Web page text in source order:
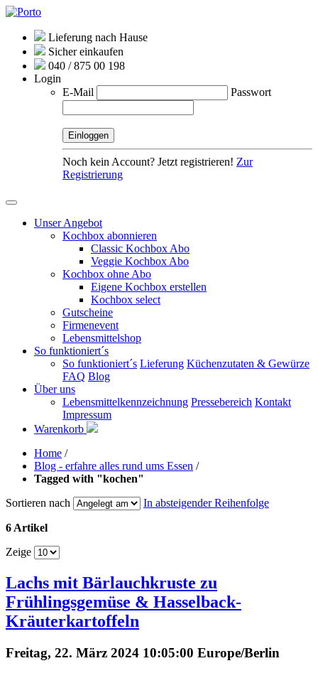
Lieferung nach Hause
Sicher einkaufen
040 / 875 00 198
Login
E-Mail
Passwort
Noch kein Account? Jetzt registrieren! Zur
Registrierung
Unser Angebot
Kochbox abonnieren
Classic Kochbox Abo
Veggie Kochbox Abo
Kochbox ohne Abo
Eigene Kochbox erstellen
Kochbox select
Gutscheine
Firmenevent
Lebensmittelshop
So funktioniert´s
So funktioniert´s Lieferung Küchenzutaten & Gewürze
FAQ Blog
Über uns
Lebensmittelkennzeichnung Pressebereich Kontakt
Impressum
Warenkorb
Home /
Blog - erfahre alles rund ums Essen /
Tagged with "kochen"
Sortieren nach
In absteigender Reihenfolge
6 Artikel
Zeige
Lachs mit Bärlauchkruste zu
Frühlingsgemüse & Hasselback-
Kräuterkartoffeln
Freitag, 22. März 2024 10:05:00 Europe/Berlin